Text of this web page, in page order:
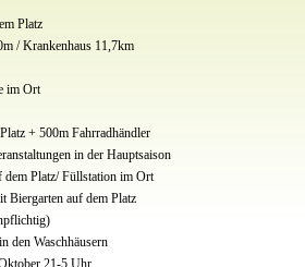
Platz
/ Krankenhaus 11,7km
im Ort
+ 500m Fahrradhändler
in der Hauptsaison
dem Platz/ Füllstation im Ort
Biergarten auf dem Platz
den Waschhäusern
21-5 Uhr